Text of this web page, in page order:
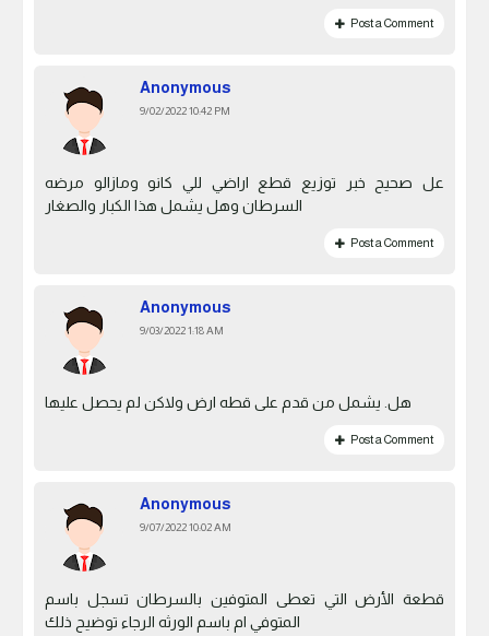
Post a Comment
Anonymous
9/02/2022 10:42 PM
عل صحيح خبر توزيع قطع اراضي للي كانو ومازالو مرضه
السرطان وهل يشمل هذا الكبار والصغار
Post a Comment
Anonymous
9/03/2022 1:18 AM
هل. يشمل من قدم على قطه ارض ولاكن لم يحصل عليها
Post a Comment
Anonymous
9/07/2022 10:02 AM
قطعة الأرض التي تعطى المتوفين بالسرطان تسجل باسم
المتوفي ام باسم الورثه الرجاء توضيح ذلك